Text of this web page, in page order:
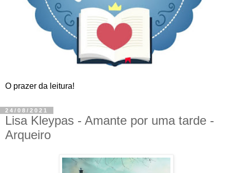
O prazer da leitura!
24/08/2021
Lisa Kleypas - Amante por uma tarde -
Arqueiro